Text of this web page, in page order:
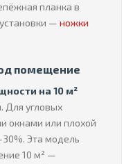
планка в
— ножки
помещение
на 10 м²
Для угловых
окнами или плохой
Эта модель
10 м² —